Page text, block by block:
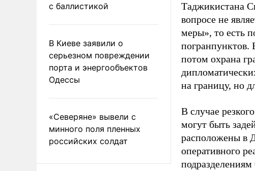
с баллистикой
В Киеве заявили о
серьезном повреждении
порта и энергообъектов
Одессы
«Северяне» вывели с
минного поля пленных
российских солдат
Таджикистана
вопросе не
меры», то есть
погранпунктов.
потом охрана
на границу, но
В случае
могут быть
расположены в
оперативного
подразделениям